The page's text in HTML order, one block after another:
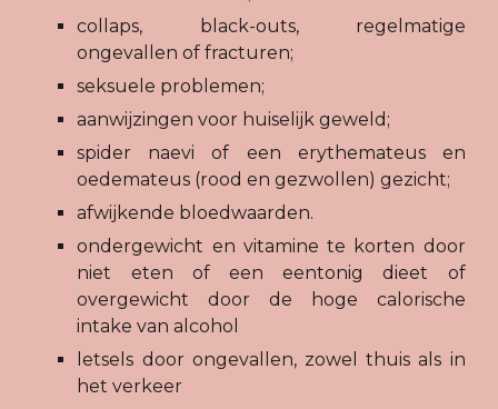
collaps, black-outs, regelmatige
ongevallen of fracturen;
seksuele problemen;
aanwijzingen voor huiselijk geweld;
spider naevi of een erythemateus en
oedemateus (rood en gezwollen) gezicht;
afwijkende bloedwaarden.
ondergewicht en vitamine te korten door
niet eten of een eentonig dieet of
overgewicht door de hoge calorische
intake van alcohol
letsels door ongevallen, zowel thuis als in
het verkeer